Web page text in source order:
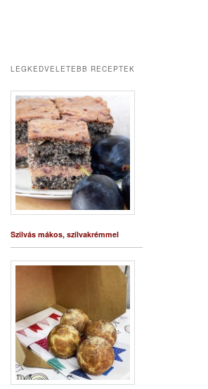
LEGKEDVELETEBB RECEPTEK
Szilvás mákos, szilvakrémmel